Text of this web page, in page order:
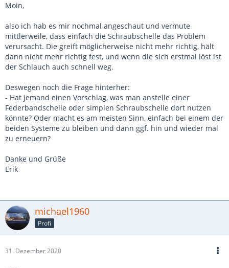
Moin,
also ich hab es mir nochmal angeschaut und vermute
mittlerweile, dass einfach die Schraubschelle das Problem
verursacht. Die greift möglicherweise nicht mehr richtig, hält
dann nicht mehr richtig fest, und wenn die sich erstmal löst ist
der Schlauch auch schnell weg.
Deswegen noch die Frage hinterher:
- Hat jemand einen Vorschlag, was man anstelle einer
Federbandschelle oder simplen Schraubschelle dort nutzen
könnte? Oder macht es am meisten Sinn, einfach bei einem der
beiden Systeme zu bleiben und dann ggf. hin und wieder mal
zu erneuern?
Danke und Grüße
Erik
michael1960
Profi
31. Dezember 2020